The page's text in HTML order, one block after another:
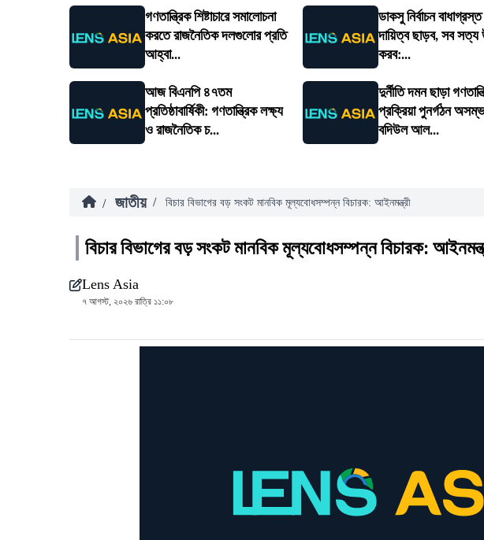
গণতান্ত্রিক শিষ্টাচারে সমালোচনা
করতে রাজনৈতিক দলগুলোর প্রতি
আহ্বা...
ডাকসু নির্বাচন
দায়িত্ব ছাড়ব, সব সত্য
করব:...
আজ বিএনপি ৪৭তম
প্রতিষ্ঠাবার্ষিকী: গণতান্ত্রিক লক্ষ্য
ও রাজনৈতিক চ...
দুর্নীতি দমন ছাড়া
প্রক্রিয়া পুনর্গঠন
বদিউল আল...
/ জাতীয় / বিচার বিভাগের বড় সংকট মানবিক মূল্যবোধসম্পন্ন বিচারক: আইনমন্ত্রী
বিচার বিভাগের বড় সংকট মানবিক মূল্যবোধসম্পন্ন বিচারক:
Lens Asia
৭ আগস্ট, ২০২৬ রাত্রি ১১:০৮